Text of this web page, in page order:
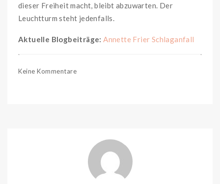
dieser Freiheit macht, bleibt abzuwarten. Der
Leuchtturm steht jedenfalls.
Aktuelle Blogbeiträge: Annette Frier Schlaganfall
Keine Kommentare